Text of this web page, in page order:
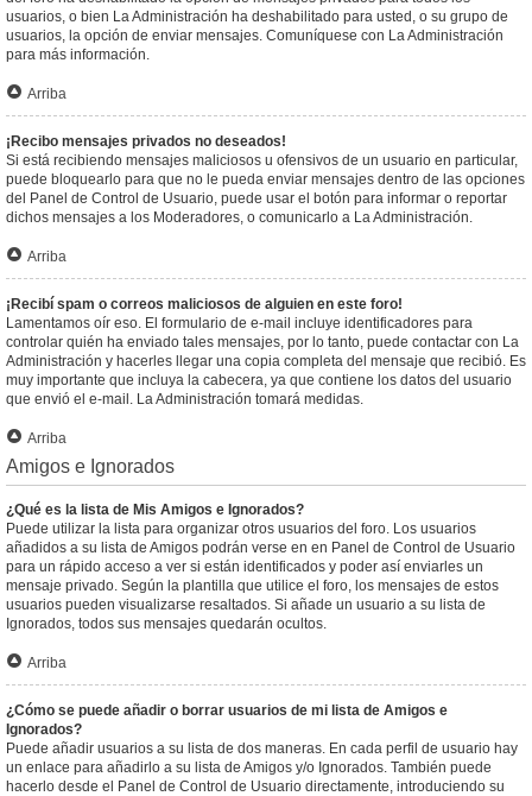
usuarios, o bien La Administración ha deshabilitado para usted, o su grupo de
usuarios, la opción de enviar mensajes. Comuníquese con La Administración
para más información.
Arriba
¡Recibo mensajes privados no deseados!
Si está recibiendo mensajes maliciosos u ofensivos de un usuario en particular,
puede bloquearlo para que no le pueda enviar mensajes dentro de las opciones
del Panel de Control de Usuario, puede usar el botón para informar o reportar
dichos mensajes a los Moderadores, o comunicarlo a La Administración.
Arriba
¡Recibí spam o correos maliciosos de alguien en este foro!
Lamentamos oír eso. El formulario de e-mail incluye identificadores para
controlar quién ha enviado tales mensajes, por lo tanto, puede contactar con La
Administración y hacerles llegar una copia completa del mensaje que recibió. Es
muy importante que incluya la cabecera, ya que contiene los datos del usuario
que envió el e-mail. La Administración tomará medidas.
Arriba
Amigos e Ignorados
¿Qué es la lista de Mis Amigos e Ignorados?
Puede utilizar la lista para organizar otros usuarios del foro. Los usuarios
añadidos a su lista de Amigos podrán verse en en Panel de Control de Usuario
para un rápido acceso a ver si están identificados y poder así enviarles un
mensaje privado. Según la plantilla que utilice el foro, los mensajes de estos
usuarios pueden visualizarse resaltados. Si añade un usuario a su lista de
Ignorados, todos sus mensajes quedarán ocultos.
Arriba
¿Cómo se puede añadir o borrar usuarios de mi lista de Amigos e
Ignorados?
Puede añadir usuarios a su lista de dos maneras. En cada perfil de usuario hay
un enlace para añadirlo a su lista de Amigos y/o Ignorados. También puede
hacerlo desde el Panel de Control de Usuario directamente, introduciendo su